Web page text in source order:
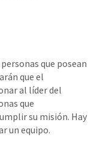
que posean
que el
al líder del
que
su misión. Hay
un equipo.